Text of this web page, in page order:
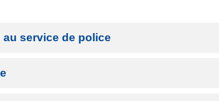
service de police